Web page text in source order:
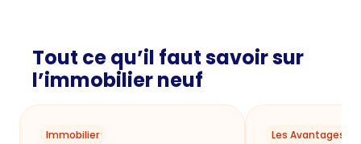
Tout ce qu’il faut savoir sur
l’immobilier neuf
Immobilier Les Avantages